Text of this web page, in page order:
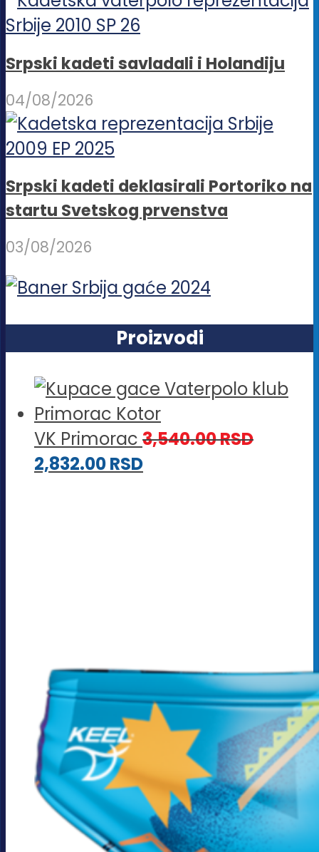
Srpski kadeti savladali i Holandiju
04/08/2026
Srpski kadeti deklasirali Portoriko na
startu Svetskog prvenstva
03/08/2026
Proizvodi
VK Primorac 3,540.00RSD
2,832.00RSD